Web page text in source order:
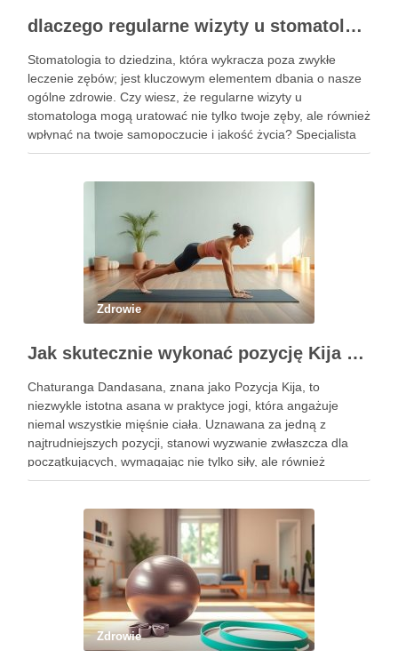
dlaczego regularne wizyty u stomatologa są kluczowe dla zdrowia jamy ustnej?
Stomatologia to dziedzina, która wykracza poza zwykłe
leczenie zębów; jest kluczowym elementem dbania o nasze
ogólne zdrowie. Czy wiesz, że regularne wizyty u
stomatologa mogą uratować nie tylko twoje zęby, ale również
wpłynąć na twoje samopoczucie i jakość życia? Specjalista
ten zajmuje się diagnostyką i profilaktyką chorób jamy ustnej,
Zdrowie
Jak skutecznie wykonać pozycję Kija w jodze? Przewodnik krok po kroku
Chaturanga Dandasana, znana jako Pozycja Kija, to
niezwykle istotna asana w praktyce jogi, która angażuje
niemal wszystkie mięśnie ciała. Uznawana za jedną z
najtrudniejszych pozycji, stanowi wyzwanie zwłaszcza dla
początkujących, wymagając nie tylko siły, ale również
precyzyjnego ustawienia ciała. Właściwe wykonanie tej
Zdrowie